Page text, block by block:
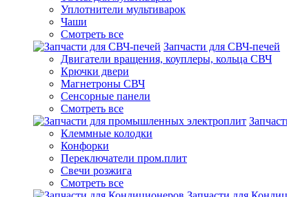
Уплотнители мультиварок
Чаши
Смотреть все
Запчасти для СВЧ-печей
Двигатели вращения, коуплеры, кольца СВЧ
Крючки двери
Магнетроны СВЧ
Сенсорные панели
Смотреть все
Клеммные колодки
Конфорки
Переключатели пром.плит
Свечи розжига
Смотреть все